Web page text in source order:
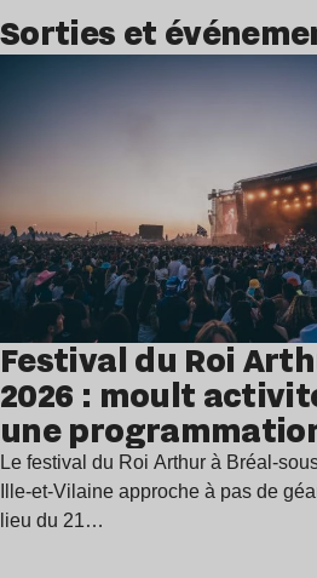
Sorties et
Festival du Roi
2026 : moult
une
festoyer
Le festival du Roi Arthur à Bréal-
Ille-et-Vilaine approche à pas de
lieu du 21…